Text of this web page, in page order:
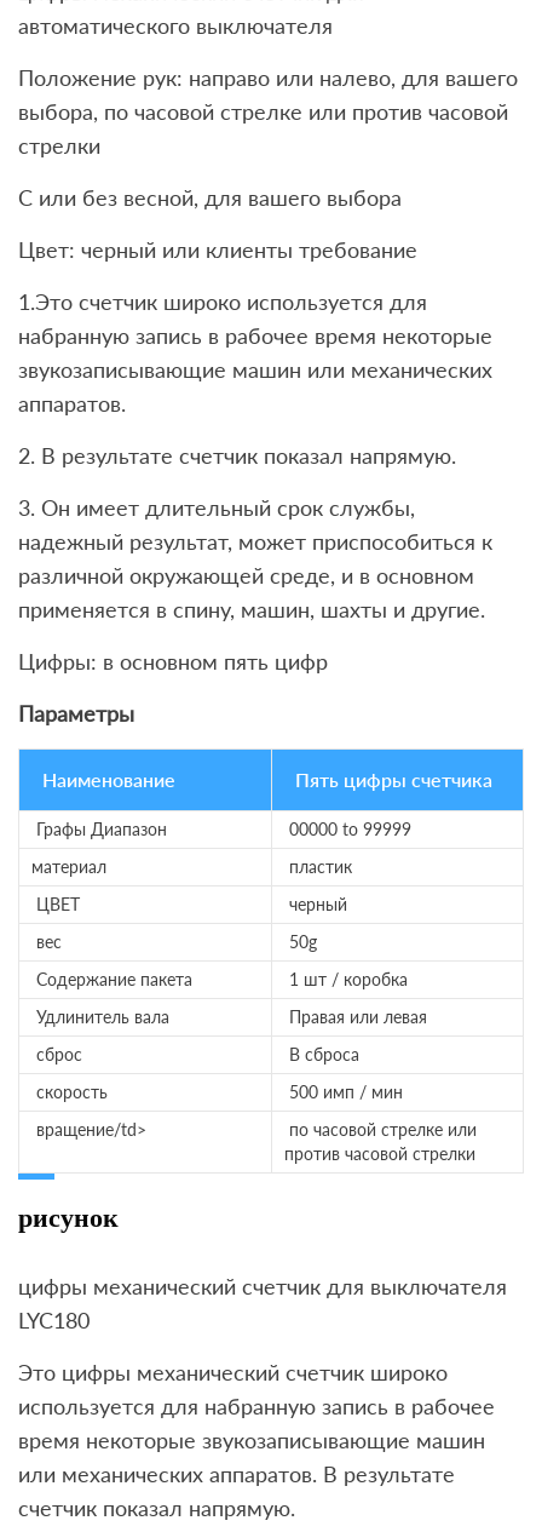
автоматического выключателя
Положение рук: направо или налево, для вашего
выбора, по часовой стрелке или против часовой
стрелки
С или без весной, для вашего выбора
Цвет: черный или клиенты требование
1.Это счетчик широко используется для
набранную запись в рабочее время некоторые
звукозаписывающие машин или механических
аппаратов.
2. В результате счетчик показал напрямую.
3. Он имеет длительный срок службы,
надежный результат, может приспособиться к
различной окружающей среде, и в основном
применяется в спину, машин, шахты и другие.
Цифры: в основном пять цифр
Параметры
Наименование Пять цифры счетчика
Графы Диапазон
00000 to 99999
материал
пластик
ЦВЕТ
черный
вес
50g
Содержание пакета
1 шт / коробка
Удлинитель вала
Правая или левая
сброс
В сброса
скорость
500 имп / мин
вращение/td>
по часовой стрелке или
против часовой стрелки
рисунок
цифры механический счетчик для выключателя
LYC180
Это цифры механический счетчик широко
используется для набранную запись в рабочее
время некоторые звукозаписывающие машин
или механических аппаратов. В результате
счетчик показал напрямую.